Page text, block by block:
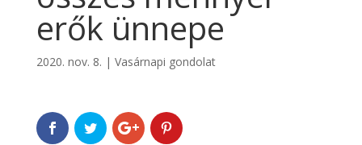
erők ünnepe
2020. nov. 8. | Vasárnapi gondolat